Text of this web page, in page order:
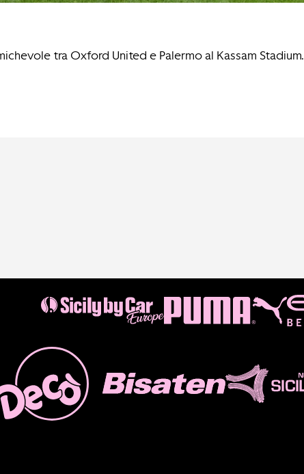
tra Oxford United e Palermo al Kassam Stadium.